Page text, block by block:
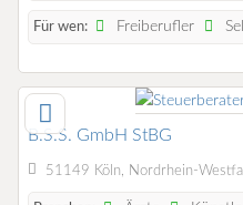
Für wen: Freiberufler
B.S.S. GmbH StBG
51149 Köln, Nordrhein-